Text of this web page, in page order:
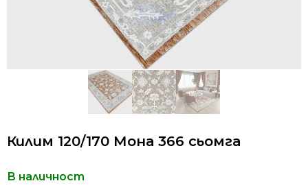
Килим 120/170 Мона 366 сьомга
В наличност